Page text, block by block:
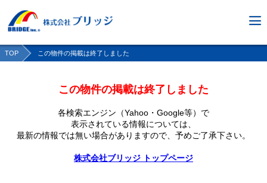
TOP この物件の掲載は終了しました
この物件の掲載は終了しました
各検索エンジン（Yahoo・Google等）で
表示されている情報については、
最新の情報では無い場合がありますので、 予めご了承下さい。
株式会社ブリッジ トップページ